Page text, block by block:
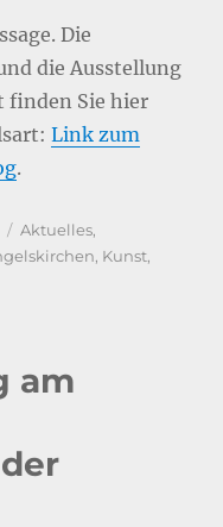
Die
die Ausstellung
finden Sie hier
Link zum
.
Kategorien
Aktuelles,
, Kunst,
am